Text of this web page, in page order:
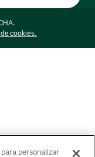
cookies.
personalizar